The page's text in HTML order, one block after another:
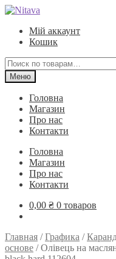
Перейти
навигации
Перейти
содержимому
Мій аккаунт
Кошик
Искать:
Меню
Головна
Магазин
Про нас
Контакти
Головна
Магазин
Про нас
Контакти
0,00 ₴ 0 товаров
Главная /Графика /
основе /Олівець на